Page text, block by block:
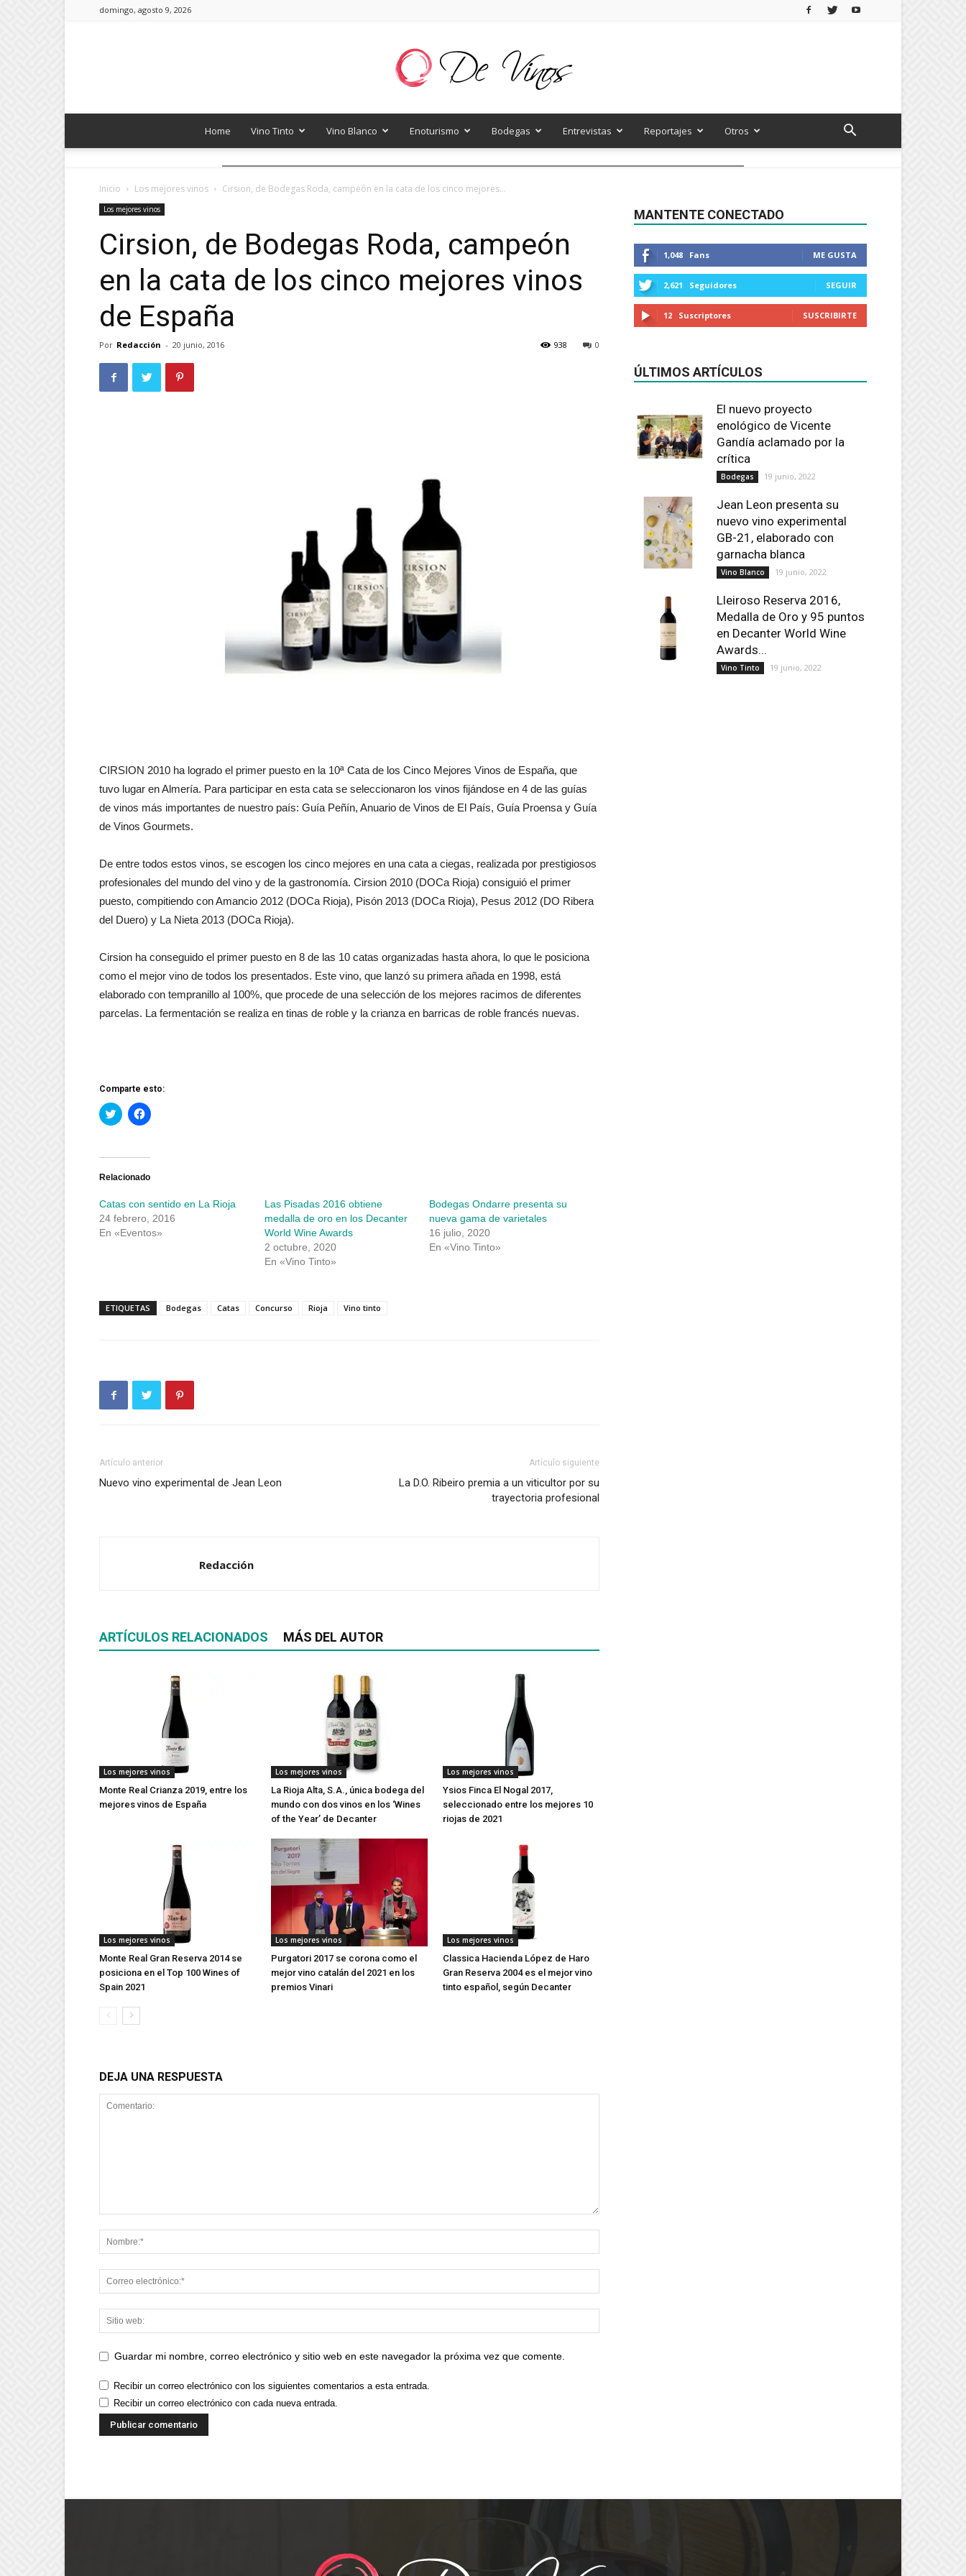
domingo, agosto 9, 2026
Home Vino Tinto Vino Blanco Enoturismo Bodegas Entrevistas Reportajes Otros
Inicio Los mejores vinos Cirsion, de Bodegas Roda, campeón en la cata de los cinco mejores...
Los mejores vinos
Cirsion, de Bodegas Roda, campeón
en la cata de los cinco mejores vinos
de España
Por Redacción - 20 junio, 2016 0
938
CIRSION 2010 ha logrado el primer puesto en la 10ª Cata de los Cinco Mejores Vinos de España, que
tuvo lugar en Almería. Para participar en esta cata se seleccionaron los vinos fijándose en 4 de las guías
de vinos más importantes de nuestro país: Guía Peñín, Anuario de Vinos de El País, Guía Proensa y Guía
de Vinos Gourmets.
De entre todos estos vinos, se escogen los cinco mejores en una cata a ciegas, realizada por prestigiosos
profesionales del mundo del vino y de la gastronomía. Cirsion 2010 (DOCa Rioja) consiguió el primer
puesto, compitiendo con Amancio 2012 (DOCa Rioja), Pisón 2013 (DOCa Rioja), Pesus 2012 (DO Ribera
del Duero) y La Nieta 2013 (DOCa Rioja).
Cirsion ha conseguido el primer puesto en 8 de las 10 catas organizadas hasta ahora, lo que le posiciona
como el mejor vino de todos los presentados. Este vino, que lanzó su primera añada en 1998, está
elaborado con tempranillo al 100%, que procede de una selección de los mejores racimos de diferentes
parcelas. La fermentación se realiza en tinas de roble y la crianza en barricas de roble francés nuevas.
Comparte esto:
Haz
clic
Twitter
abre
ventana
nueva)
Haz
clic
Facebook
abre
ventana
nueva)
Relacionado
Catas con sentido en La Rioja
24 febrero, 2016
En «Eventos»
Las Pisadas 2016 obtiene
medalla de oro en los Decanter
World Wine Awards
2 octubre, 2020
En «Vino Tinto»
Bodegas Ondarre presenta su
nueva gama de varietales
16 julio, 2020
En «Vino Tinto»
ETIQUETAS Bodegas Catas Concurso Rioja Vino tinto
Artículo anterior
Nuevo vino experimental de Jean Leon
Artículo siguiente
La D.O. Ribeiro premia a un viticultor por su
trayectoria profesional
Redacción
ARTÍCULOS RELACIONADOS MÁS DEL AUTOR
Los mejores vinos
Monte Real Crianza 2019, entre los
mejores vinos de España
Los mejores vinos
La Rioja Alta, S.A., única bodega del
mundo con dos vinos en los ‘Wines
of the Year’ de Decanter
Los mejores vinos
Ysios Finca El Nogal 2017,
seleccionado entre los mejores 10
riojas de 2021
Los mejores vinos
Monte Real Gran Reserva 2014 se
posiciona en el Top 100 Wines of
Spain 2021
Los mejores vinos
Purgatori 2017 se corona como el
mejor vino catalán del 2021 en los
premios Vinari
Los mejores vinos
Classica Hacienda López de Haro
Gran Reserva 2004 es el mejor vino
tinto español, según Decanter
DEJA UNA RESPUESTA
Guardar mi nombre, correo electrónico y sitio web en este navegador la próxima vez que comente.
Recibir un correo electrónico con los siguientes comentarios a esta entrada.
Recibir un correo electrónico con cada nueva entrada.
MANTENTE CONECTADO
1,048 Fans ME GUSTA
2,621 Seguidores SEGUIR
12 Suscriptores SUSCRIBIRTE
ÚLTIMOS ARTÍCULOS
El nuevo proyecto
enológico de Vicente
Gandía aclamado por la
crítica
Bodegas 19 junio, 2022
Jean Leon presenta su
nuevo vino experimental
GB-21, elaborado con
garnacha blanca
Vino Blanco 19 junio, 2022
Lleiroso Reserva 2016,
Medalla de Oro y 95 puntos
en Decanter World Wine
Awards...
Vino Tinto 19 junio, 2022